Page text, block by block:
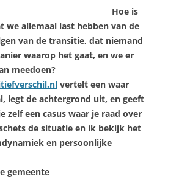
Hoe is
we allemaal last hebben van de
van de transitie, dat niemand
waarop het gaat, en we er
meedoen?
vertelt een waar
legt de achtergrond uit, en geeft
zelf een casus waar je raad over
de situatie en ik bekijk het
en persoonlijke
gemeente